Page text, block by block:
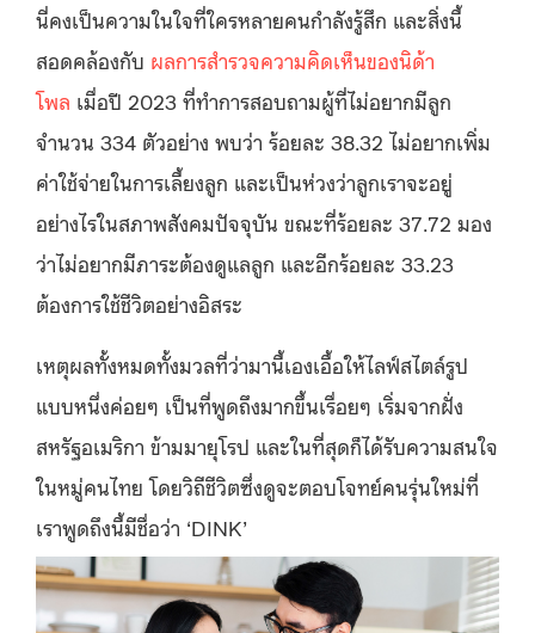
นี่คงเป็นความในใจที่ใครหลายคนกำลังรู้สึก และสิ่งนี้
สอดคล้องกับ ผลการสำรวจความคิดเห็นของนิด้า
โพล เมื่อปี 2023 ที่ทำการสอบถามผู้ที่ไม่อยากมีลูก
จำนวน 334 ตัวอย่าง พบว่า ร้อยละ 38.32 ไม่อยากเพิ่ม
ค่าใช้จ่ายในการเลี้ยงลูก และเป็นห่วงว่าลูกเราจะอยู่
อย่างไรในสภาพสังคมปัจจุบัน ขณะที่ร้อยละ 37.72 มอง
ว่าไม่อยากมีภาระต้องดูแลลูก และอีกร้อยละ 33.23
ต้องการใช้ชีวิตอย่างอิสระ
เหตุผลทั้งหมดทั้งมวลที่ว่ามานี้เองเอื้อให้ไลฟ์สไตล์รูป
แบบหนึ่งค่อยๆ เป็นที่พูดถึงมากขึ้นเรื่อยๆ เริ่มจากฝั่ง
สหรัฐอเมริกา ข้ามมายุโรป และในที่สุดก็ได้รับความสนใจ
ในหมู่คนไทย โดยวิถีชีวิตซึ่งดูจะตอบโจทย์คนรุ่นใหม่ที่
เราพูดถึงนี้มีชื่อว่า ‘DINK’